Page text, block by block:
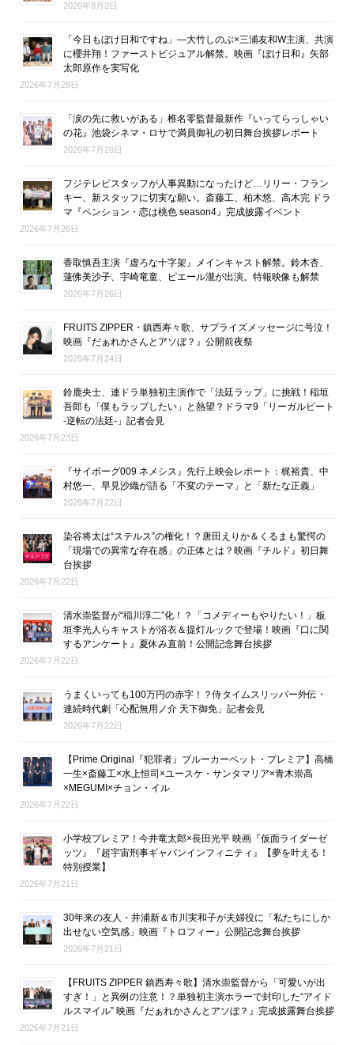
2026年8月2日
「今日もぼけ日和ですね」―大竹しのぶ×三浦友和W主演、共演
に櫻井翔！ファーストビジュアル解禁。映画『ぼけ日和』矢部
太郎原作を実写化
2026年7月28日
「涙の先に救いがある」椎名零監督最新作『いってらっしゃい
の花』池袋シネマ・ロサで満員御礼の初日舞台挨拶レポート
2026年7月28日
フジテレビスタッフが人事異動になったけど…リリー・フラン
キー、新スタッフに切実な願い。斎藤工、柏木悠、高木完 ドラ
マ『ペンション・恋は桃色 season4』完成披露イベント
2026年7月26日
香取慎吾主演『虚ろな十字架』メインキャスト解禁。鈴木杏、
蓮佛美沙子、宇崎竜童、ピエール瀧が出演。特報映像も解禁
2026年7月26日
FRUITS ZIPPER・鎮西寿々歌、サプライズメッセージに号泣！
映画『だぁれかさんとアソぼ？』公開前夜祭
2026年7月24日
鈴鹿央士、連ドラ単独初主演作で「法廷ラップ」に挑戦！稲垣
吾郎も「僕もラップしたい」と熱望？ドラマ9「リーガルビート
-逆転の法廷-」記者会見
2026年7月23日
『サイボーグ009 ネメシス』先行上映会レポート：梶裕貴、中
村悠一、早見沙織が語る「不変のテーマ」と「新たな正義」
2026年7月22日
染谷将太は“ステルス”の権化！？唐田えりか＆くるまも驚愕の
「現場での異常な存在感」の正体とは？映画『チルド』初日舞
台挨拶
2026年7月22日
清水崇監督が“稲川淳二”化！？「コメディーもやりたい！」板
垣李光人らキャストが浴衣＆提灯ルックで登場！映画『口に関
するアンケート』夏休み直前！公開記念舞台挨拶
2026年7月22日
うまくいっても100万円の赤字！？侍タイムスリッパー外伝・
連続時代劇「心配無用ノ介 天下御免」記者会見
2026年7月22日
【Prime Original『犯罪者』ブルーカーペット・プレミア】高橋
一生×斎藤工×水上恒司×ユースケ・サンタマリア×青木崇高
×MEGUMI×チョン・イル
2026年7月22日
小学校プレミア！今井竜太郎×長田光平 映画『仮面ライダーゼ
ッツ』『超宇宙刑事ギャバンインフィニティ』【夢を叶える！
特別授業】
2026年7月21日
30年来の友人・井浦新＆市川実和子が夫婦役に「私たちにしか
出せない空気感」映画『トロフィー』公開記念舞台挨拶
2026年7月21日
【FRUITS ZIPPER 鎮西寿々歌】清水崇監督から「可愛いが出
すぎ！」と異例の注意！？単独初主演ホラーで封印した“アイド
ルスマイル” 映画『だぁれかさんとアソぼ？』完成披露舞台挨拶
2026年7月21日